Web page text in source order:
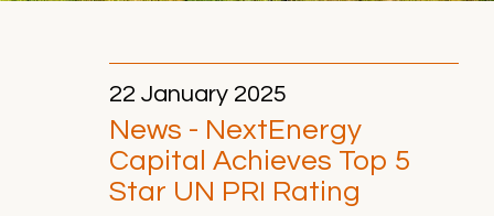
NextEnergy Capital
WiseEnergy
NextSTEP
NextEnergy Foundation
22 January 2025
News - NextEnergy
Capital Achieves Top 5
Star UN PRI Rating